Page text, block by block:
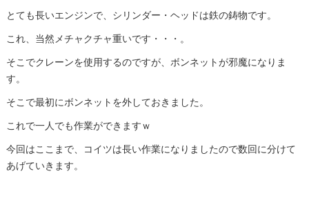
とても長いエンジンで、シリンダー・ヘッドは鉄の鋳物です。
これ、当然メチャクチャ重いです・・・。
そこでクレーンを使用するのですが、ボンネットが邪魔になりま
す。
そこで最初にボンネットを外しておきました。
これで一人でも作業ができますｗ
今回はここまで、コイツは長い作業になりましたので数回に分けて
あげていきます。